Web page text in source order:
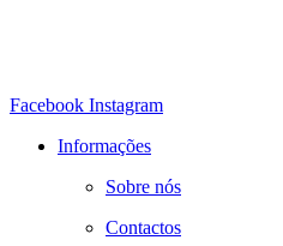
Facebook Instagram
Informações
Sobre nós
Contactos